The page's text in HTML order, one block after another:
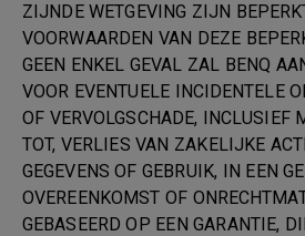
ZIJNDE WETGEVING ZIJN
VOORWAARDEN VAN DEZE
GEEN ENKEL GEVAL ZAL BENQ
VOOR EVENTUELE INCIDENTELE
OF VERVOLGSCHADE, INCLUSIEF
TOT, VERLIES VAN ZAKELIJKE
GEGEVENS OF GEBRUIK, IN EEN
OVEREENKOMST OF
GEBASEERD OP EEN GARANTIE,